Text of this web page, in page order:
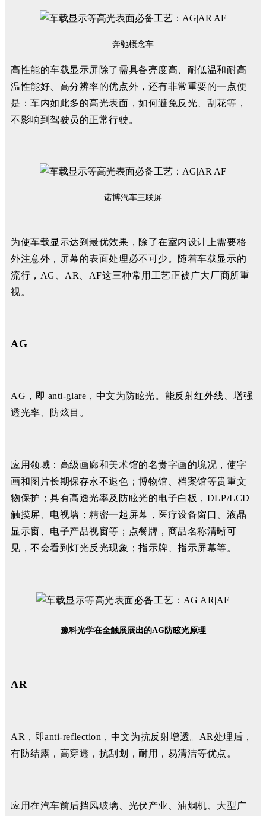
奔驰概念车
高性能的车载显示屏除了需具备亮度高、耐低温和耐高
温性能好、高分辨率的优点外，还有非常重要的一点便
是：车内如此多的高光表面，如何避免反光、刮花等，
不影响到驾驶员的正常行驶。
诺博汽车三联屏
为使车载显示达到最优效果，除了在室内设计上需要格
外注意外，屏幕的表面处理必不可少。随着车载显示的
流行，AG、AR、AF这三种常用工艺正被广大厂商所重
视。
AG
AG，即 anti-glare，中文为防眩光。能反射红外线、增强
透光率、防炫目。
应用领域：高级画廊和美术馆的名贵字画的境况，使字
画和图片长期保存永不退色；博物馆、档案馆等贵重文
物保护；具有高透光率及防眩光的电子白板，DLP/LCD
触摸屏、电视墙；精密一起屏幕，医疗设备窗口、液晶
显示窗、电子产品视窗等；点餐牌，商品名称清晰可
见，不会看到灯光反光现象；指示牌、指示屏幕等。
豫科光学在全触展展出的AG防眩光原理
AR
AR，即anti-reflection，中文为抗反射增透。AR处理后，
有防结露，高穿透，抗刮划，耐用，易清洁等优点。
应用在汽车前后挡风玻璃、光伏产业、油烟机、大型广